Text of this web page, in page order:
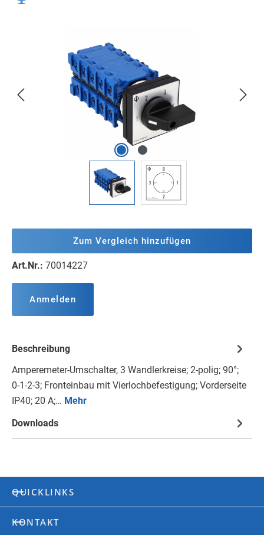
Zum Vergleich hinzufügen
Art.Nr.: 70014227
Anmelden
Beschreibung
Amperemeter-Umschalter, 3 Wandlerkreise; 2-polig; 90°;
0-1-2-3; Fronteinbau mit Vierlochbefestigung; Vorderseite
IP40; 20 A;… Mehr
Downloads
QUICKLINKS
KONTAKT